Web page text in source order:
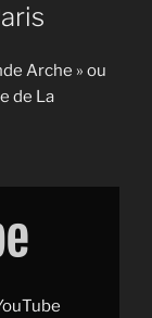
Arche » ou
de La